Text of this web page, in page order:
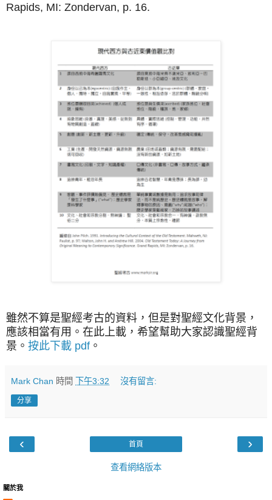
Rapids, MI: Zondervan, p. 16.
雖然不算是聖經考古的資料，但是對聖經文化背景，
應該相當有用。在此上載，希望幫助大家認識聖經背
景。 按此下載 pdf 。
Mark Chan 時間 下午3:32 沒有留言:
分享
‹ ›
首頁
查看網絡版本
關於我